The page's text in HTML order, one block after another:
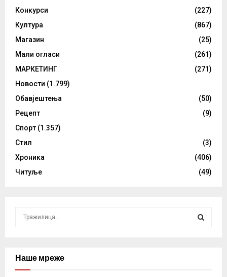
Конкурси
(227)
Култура
(867)
Магазин
(25)
Мали огласи
(261)
МАРКЕТИНГ
(271)
Новости (1.799)
Обавјештења
(50)
Рецепт
(9)
Спорт (1.357)
Стил
(3)
Хроника
(406)
Читуље
(49)
cНаше мреже